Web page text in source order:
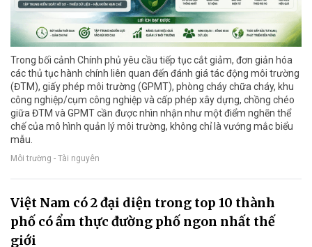
Trong bối cảnh Chính phủ yêu cầu tiếp tục cắt giảm, đơn giản hóa
các thủ tục hành chính liên quan đến đánh giá tác động môi trường
(ĐTM), giấy phép môi trường (GPMT), phòng cháy chữa cháy, khu
công nghiệp/cụm công nghiệp và cấp phép xây dựng, chồng chéo
giữa ĐTM và GPMT cần được nhìn nhận như một điểm nghẽn thể
chế của mô hình quản lý môi trường, không chỉ là vướng mắc biểu
mẫu.
Môi trường - Tài nguyên
Việt Nam có 2 đại diện trong top 10 thành
phố có ẩm thực đường phố ngon nhất thế
giới